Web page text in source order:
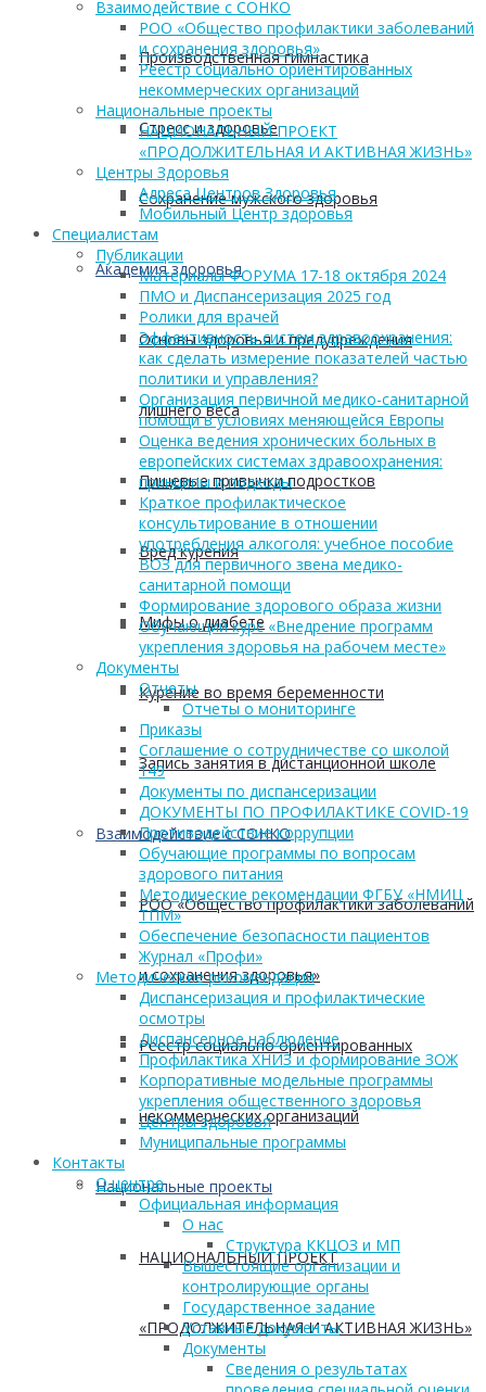
Производственная гимнастика
Стресс и здоровье
Сохранение мужского здоровья
Академия здоровья
Основы здоровья и предупреждения
лишнего веса
Пищевые привычки подростков
Вред курения
Мифы о диабете
Курение во время беременности
Запись занятия в дистанционной школе
Взаимодействие с СОНКО
РОО «Общество профилактики заболеваний
и сохранения здоровья»
Реестр социально ориентированных
некоммерческих организаций
Национальные проекты
НАЦИОНАЛЬНЫЙ ПРОЕКТ
«ПРОДОЛЖИТЕЛЬНАЯ И АКТИВНАЯ ЖИЗНЬ»
Взаимодействие с СОНКО
РОО «Общество профилактики заболеваний
и сохранения здоровья»
Реестр социально ориентированных
некоммерческих организаций
Национальные проекты
НАЦИОНАЛЬНЫЙ ПРОЕКТ
«ПРОДОЛЖИТЕЛЬНАЯ И АКТИВНАЯ ЖИЗНЬ»
Центры Здоровья
Адреса Центров Здоровья
Мобильный Центр здоровья
Cпециалистам
Публикации
Материалы ФОРУМА 17-18 октября 2024
ПМО и Диспансеризация 2025 год
Ролики для врачей
Эффективность систем здравоохранения:
как сделать измерение показателей частью
политики и управления?
Организация первичной медико-санитарной
помощи в условиях меняющейся Европы
Оценка ведения хронических больных в
европейских системах здравоохранения:
принципы и подходы
Краткое профилактическое
консультирование в отношении
употребления алкоголя: учебное пособие
ВОЗ для первичного звена медико-
санитарной помощи
Формирование здорового образа жизни
Обучающий курс «Внедрение программ
укрепления здоровья на рабочем месте»
Документы
Отчеты
Отчеты о мониторинге
Приказы
Соглашение о сотрудничестве со школой
149
Документы по диспансеризации
ДОКУМЕНТЫ ПО ПРОФИЛАКТИКЕ COVID-19
Противодействие коррупции
Обучающие программы по вопросам
здорового питания
Методические рекомендации ФГБУ «НМИЦ
ТПМ»
Обеспечение безопасности пациентов
Журнал «Профи»
Методические рекомендации
Диспансеризация и профилактические
осмотры
Диспансерное наблюдение
Профилактика ХНИЗ и формирование ЗОЖ
Корпоративные модельные программы
укрепления общественного здоровья
Центры здоровья
Муниципальные программы
Контакты
О центре
Официальная информация
О нас
Структура ККЦОЗ и МП
Вышестоящие организации и
контролирующие органы
Государственное задание
Уставные документы
Документы
Сведения о результатах